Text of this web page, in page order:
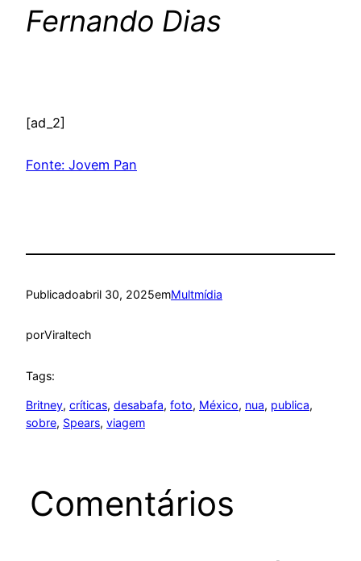
Fernando Dias
[ad_2]
Fonte: Jovem Pan
Publicadoabril 30, 2025emMultmídia
porViraltech
Tags:
Britney, críticas, desabafa, foto, México, nua, publica
sobre, Spears, viagem
Comentários